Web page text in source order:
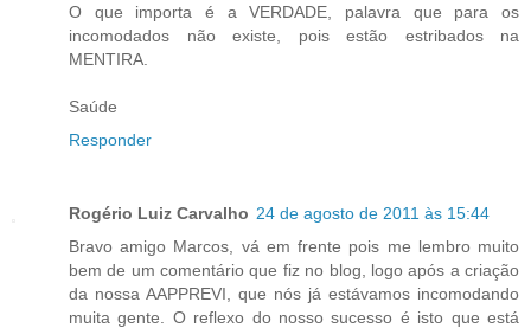
O que importa é a VERDADE, palavra que para os
incomodados não existe, pois estão estribados na
MENTIRA.
Saúde
Responder
Rogério Luiz Carvalho 24 de agosto de 2011 às 15:44
Bravo amigo Marcos, vá em frente pois me lembro muito
bem de um comentário que fiz no blog, logo após a criação
da nossa AAPPREVI, que nós já estávamos incomodando
muita gente. O reflexo do nosso sucesso é isto que está